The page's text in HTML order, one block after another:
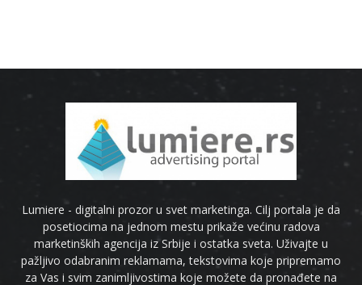
Lumiere - digitalni prozor u svet marketinga. Cilj portala je da
posetiocima na jednom mestu prikaže većinu radova
marketinških agencija iz Srbije i ostatka sveta. Uživajte u
pažljivo odabranim reklamama, tekstovima koje pripremamo
za Vas i svim zanimljivostima koje možete da pronađete na